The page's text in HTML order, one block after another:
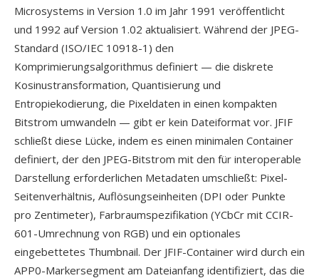
Microsystems in Version 1.0 im Jahr 1991 veröffentlicht
und 1992 auf Version 1.02 aktualisiert. Während der JPEG-
Standard (ISO/IEC 10918-1) den
Komprimierungsalgorithmus definiert — die diskrete
Kosinustransformation, Quantisierung und
Entropiekodierung, die Pixeldaten in einen kompakten
Bitstrom umwandeln — gibt er kein Dateiformat vor. JFIF
schließt diese Lücke, indem es einen minimalen Container
definiert, der den JPEG-Bitstrom mit den für interoperable
Darstellung erforderlichen Metadaten umschließt: Pixel-
Seitenverhältnis, Auflösungseinheiten (DPI oder Punkte
pro Zentimeter), Farbraumspezifikation (YCbCr mit CCIR-
601-Umrechnung von RGB) und ein optionales
eingebettetes Thumbnail. Der JFIF-Container wird durch ein
APP0-Markersegment am Dateianfang identifiziert, das die